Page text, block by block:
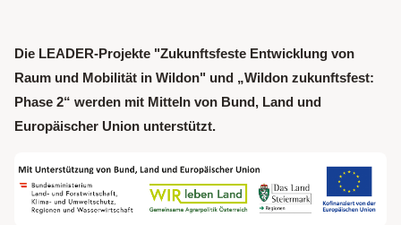
Die LEADER-Projekte "Zukunftsfeste Entwicklung von
Raum und Mobilität in Wildon" und „Wildon zukunftsfest:
Phase 2“ werden mit Mitteln von Bund, Land und
Europäischer Union unterstützt.